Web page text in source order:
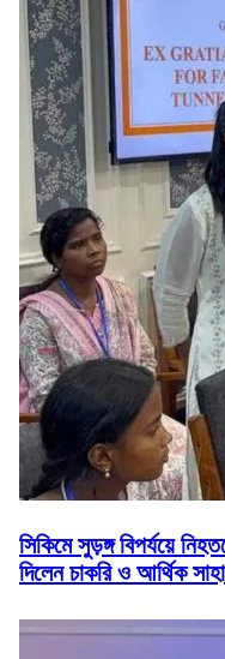
সিকিমে সুড়ঙ্গ বিপর্যয়ে
দিলেন চাকরি ও আর্থিক